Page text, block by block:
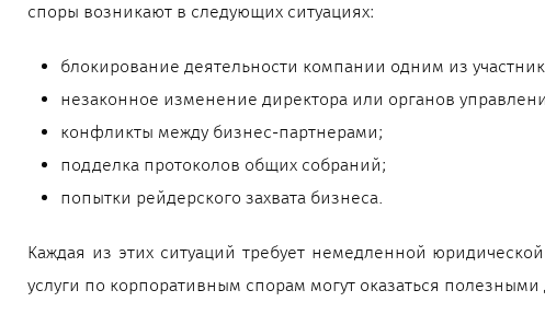
споры возникают в следующих ситуациях:
блокирование деятельности компании одним из
незаконное изменение директора или органов
конфликты между бизнес-партнерами;
подделка протоколов общих собраний;
попытки рейдерского захвата бизнеса.
Каждая из этих ситуаций требует немедленной
услуги по корпоративным спорам могут оказаться